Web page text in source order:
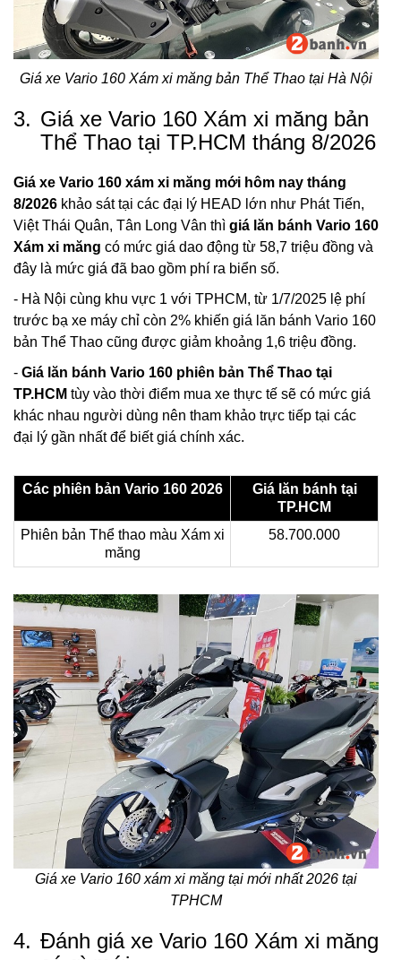
Giá xe Vario 160 Xám xi măng bản Thể Thao tại Hà Nội
3. Giá xe Vario 160 Xám xi măng bản
Thể Thao tại TP.HCM tháng 8/2026
Giá xe Vario 160 xám xi măng mới hôm nay tháng
8/2026 khảo sát tại các đại lý HEAD lớn như Phát Tiến,
Việt Thái Quân, Tân Long Vân thì giá lăn bánh Vario 160
Xám xi măng có mức giá dao động từ 58,7 triệu đồng và
đây là mức giá đã bao gồm phí ra biển số.
- Hà Nội cùng khu vực 1 với TPHCM, từ 1/7/2025 lệ phí
trước bạ xe máy chỉ còn 2% khiến giá lăn bánh Vario 160
bản Thể Thao cũng được giảm khoảng 1,6 triệu đồng.
- Giá lăn bánh Vario 160 phiên bản Thể Thao tại
TP.HCM tùy vào thời điểm mua xe thực tế sẽ có mức giá
khác nhau người dùng nên tham khảo trực tiếp tại các
đại lý gần nhất để biết giá chính xác.
Các phiên bản Vario 160 2026
Giá lăn bánh tại
TP.HCM
Phiên bản Thể thao màu Xám xi
măng
58.700.000
Giá xe Vario 160 xám xi măng tại mới nhất 2026 tại
TPHCM
4. Đánh giá xe Vario 160 Xám xi măng